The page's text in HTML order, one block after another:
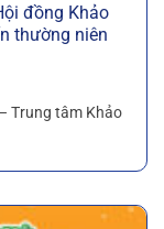
đồng Khảo
thường niên
Trung tâm Khảo